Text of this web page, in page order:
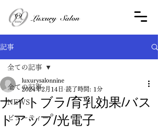
記事
全ての記事
NEWS
ビューティー
全ての記事
ナイトブラ/育乳効果/バス
トアップ/光電子
luxurysalonnine
2024年2月14日 読了時間: 1分